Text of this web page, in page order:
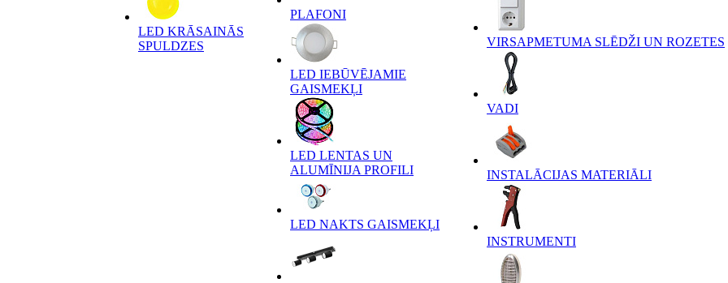
LED KRĀSAINĀS
SPULDZES
PLAFONI
LED IEBŪVĒJAMIE
GAISMEKĻI
LED LENTAS UN
ALUMĪNIJA PROFILI
LED NAKTS GAISMEKĻI
VIRSAPMETUMA SLĒDŽI UN ROZETES
VADI
INSTALĀCIJAS MATERIĀLI
INSTRUMENTI